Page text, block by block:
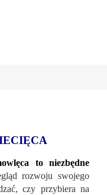
to niezbędne
rozwoju swojego
czy przybiera na